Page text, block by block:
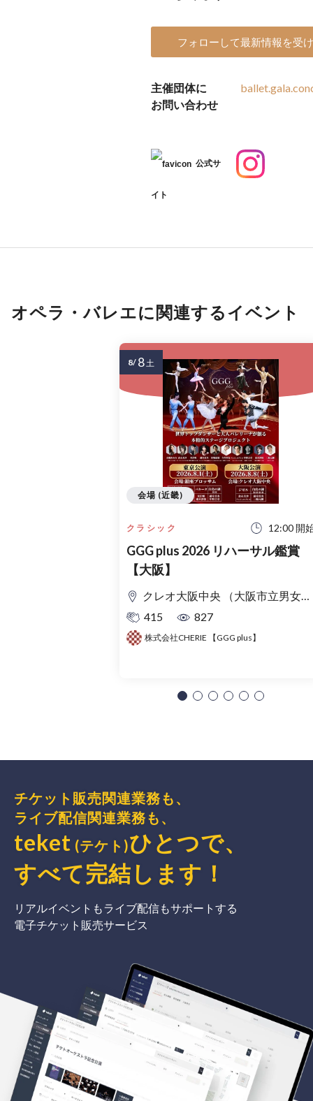
フォローして最新情報を受
主催団体に
お問い合わせ
公式サ
イト
オペラ・バレエに関連するイベント
クラシック 12:00 開
GGG plus 2026 リハーサル鑑賞
【大阪】
クレオ大阪中央 （大阪市立男女共同参画センター） ホール
415
827
株式会社CHERIE 【GGG plus】
会場 (近畿)
8/ 8土
チケット販売関連業務も、
ライブ配信関連業務も、
teket (テケト)ひとつで、
すべて完結 します ！
リアルイベントもライブ配信もサポートする
電子チケット販売サービス